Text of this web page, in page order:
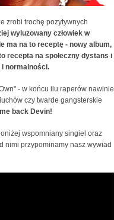
zrobi trochę pozytywnych
wyluzowany człowiek w
ma na to receptę - nowy album,
recepta na społeczny dystans i
i normalności.
- w końcu ilu raperów nawinie
czy twarde gangsterskie
back Devin!
wspomniany singiel oraz
nimi przypominamy nasz wywiad